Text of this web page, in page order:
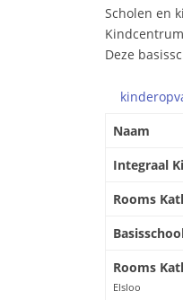
Scholen en
Deze
Naam
Integraal
Rooms
Rooms
Elsloo